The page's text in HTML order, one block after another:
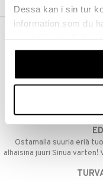
Dessa kan i sin tur
information som du
våra cookies vid
Aina maksuton
tuotteen tai
Ennen kello 13.00
Ostamalla suuria eriä
alhaisina juuri Sinua